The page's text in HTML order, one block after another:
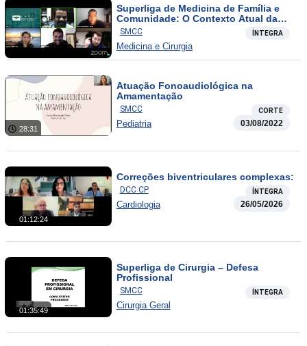
Superliga de Medicina de Família e
Comunidade: O Contexto Atual da
Atenção Primária à Saúde no Brasil
SMCC ÍNTEGRA
Medicina e Cirurgia
28:31
Atuação Fonoaudiológica na
Amamentação
SMCC CORTE
Pediatria 03/08/2022
01:12:24
Correções biventriculares complexas:
DCC CP ÍNTEGRA
Cardiologia 26/05/2026
01:35:49
Superliga de Cirurgia – Defesa
Profissional
SMCC ÍNTEGRA
Cirurgia Geral